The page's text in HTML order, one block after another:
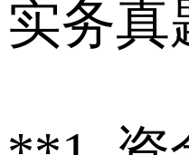
实务